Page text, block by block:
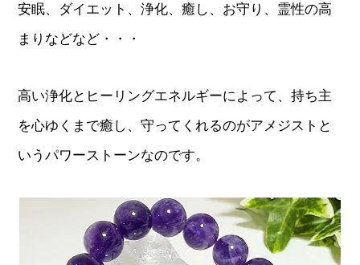
安眠、ダイエット、浄化、癒し、お守り、霊性の高
まりなどなど・・・
高い浄化とヒーリングエネルギーによって、持ち主
を心ゆくまで癒し、守ってくれるのがアメジストと
いうパワーストーンなのです。